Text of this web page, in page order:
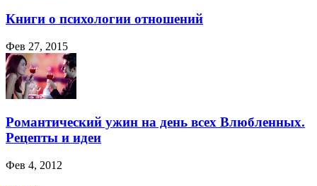
Книги о психологии отношений
Фев 27, 2015
Романтический ужин на день всех Влюбленных.
Рецепты и идеи
Фев 4, 2012